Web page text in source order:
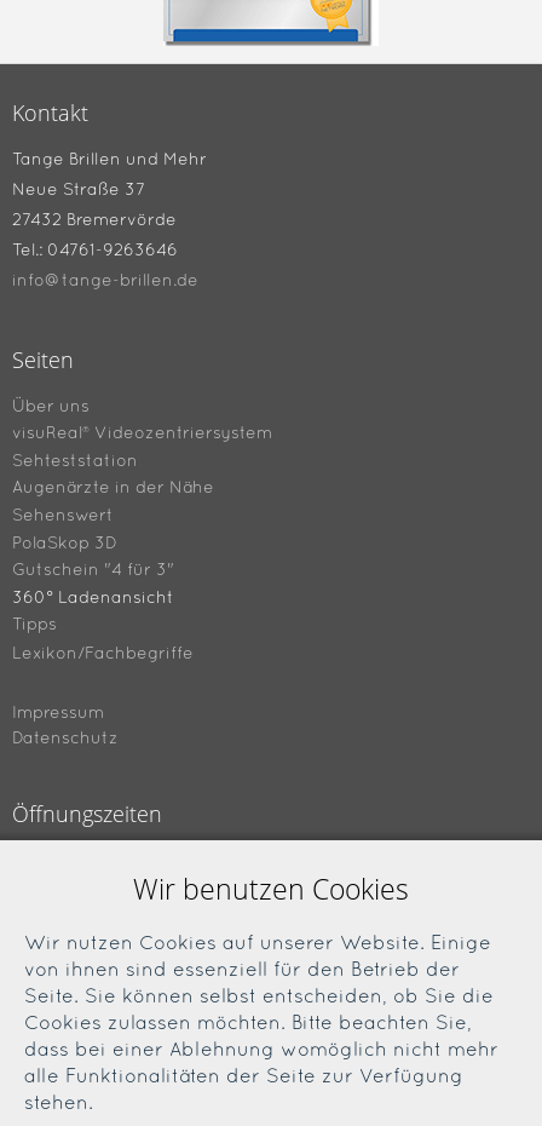
Kontakt
Tange Brillen und Mehr
Neue Straße 37
27432 Bremervörde
Tel.: 04761-9263646
info@tange-brillen.de
Seiten
Über uns
visuReal® Videozentriersystem
Sehteststation
Augenärzte in der Nähe
Sehenswert
PolaSkop 3D
Gutschein "4 für 3"
360° Ladenansicht
Tipps
Lexikon/Fachbegriffe
Impressum
Datenschutz
Öffnungszeiten
09.00 bis 18.00 Uhr
Samstag
09.00 bis 13.00 Uhr
Soziale Medien
Facebook
Wir benutzen Cookies
Wir nutzen Cookies auf unserer Website. Einige
von ihnen sind essenziell für den Betrieb der
Seite. Sie können selbst entscheiden, ob Sie die
Cookies zulassen möchten. Bitte beachten Sie,
dass bei einer Ablehnung womöglich nicht mehr
alle Funktionalitäten der Seite zur Verfügung
stehen.